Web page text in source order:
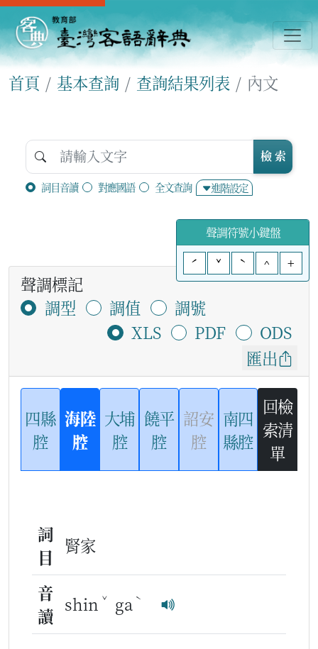
首頁 基本查詢 查詢結果列表 內文
詞目音讀 對應國語 全文查詢 進階設定
檢 索
聲調符號小鍵盤
ˊ
ˇ ˋ ^ +
聲調標記
調型
調值
調號
XLS
PDF
ODS
匯出
四縣
腔
海陸
腔
大埔
腔
饒平
腔
詔安
腔
南四
縣腔
回檢
索清
單
詞
目
腎家
音
讀
shin ˇ ga ˋ